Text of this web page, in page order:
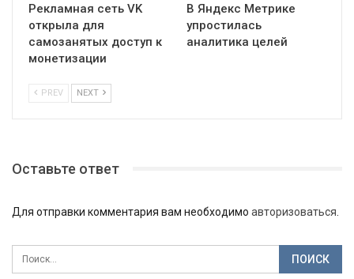
Рекламная сеть VK
открыла для
самозанятых доступ к
монетизации
В Яндекс Метрике
упростилась
аналитика целей
PREV NEXT
Оставьте ответ
Для отправки комментария вам необходимо авторизоваться